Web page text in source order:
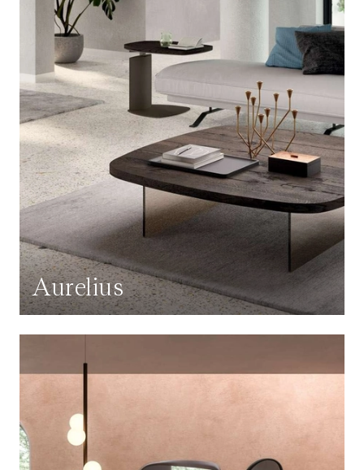
Aurelius